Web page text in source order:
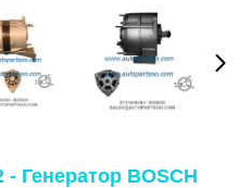
- Генератор BOSCH